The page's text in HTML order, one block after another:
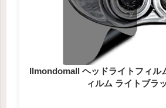
Ilmondomall ヘッドライトフィル
ィルム ライトブラ